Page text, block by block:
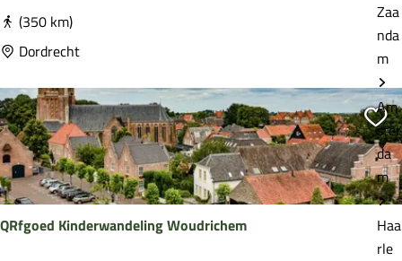
Zaa
nda
m
Am
ster
da
m
Haa
rle
W
a
e
r
l
i
n
i
e
(350 km)
Dordrecht
QRfgoed Kinderwandeling Woudrichem